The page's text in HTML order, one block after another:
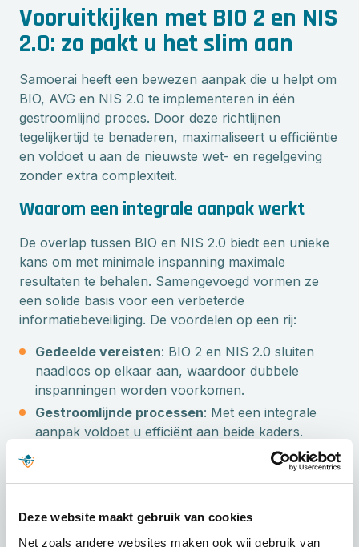
Deze website maakt gebruik van cookies
Net zoals andere websites maken ook wij gebruik van
Vooruitkijken met BIO 2 en NIS
2.0: zo pakt u het slim aan
Samoerai heeft een bewezen aanpak die u helpt om
BIO, AVG en NIS 2.0 te implementeren in één
gestroomlijnd proces. Door deze richtlijnen
tegelijkertijd te benaderen, maximaliseert u efficiëntie
en voldoet u aan de nieuwste wet- en regelgeving
zonder extra complexiteit.
Waarom een integrale aanpak werkt
De overlap tussen BIO en NIS 2.0 biedt een unieke
kans om met minimale inspanning maximale
resultaten te behalen. Samengevoegd vormen ze
een solide basis voor een verbeterde
informatiebeveiliging. De voordelen op een rij:
Gedeelde vereisten: BIO 2 en NIS 2.0 sluiten
naadloos op elkaar aan, waardoor dubbele
inspanningen worden voorkomen.
Gestroomlijnde processen: Met een integrale
aanpak voldoet u efficiënt aan beide kaders.
: Door deze standaarden
samen te implementeren, verlaagt u cyberrisico’s
informatie.
Een geschikt ISMS tool vereenvoudigt dit proces